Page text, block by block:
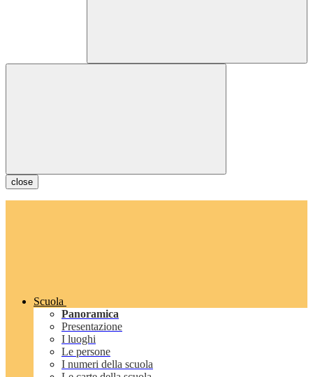
close
Scuola
Panoramica
Presentazione
I luoghi
Le persone
I numeri della scuola